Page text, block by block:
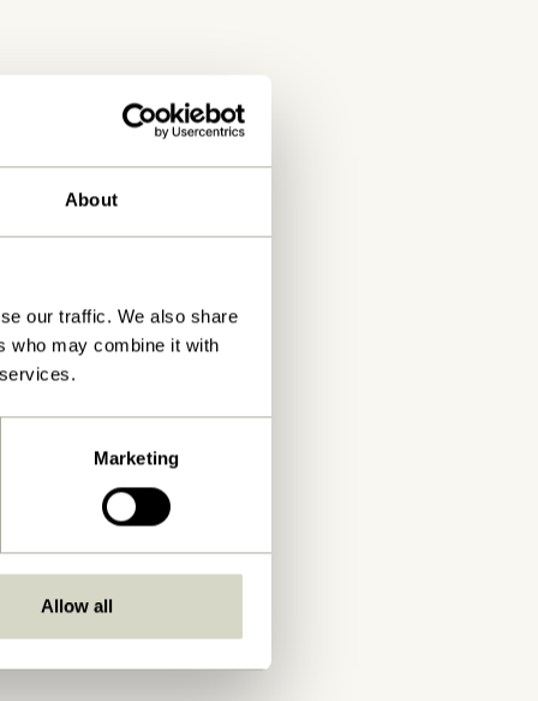
About
our traffic. We also share
who may combine it with
Marketing
Allow all